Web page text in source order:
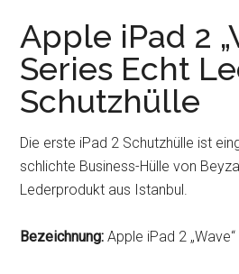
Apple iPad 2
Series Echt
Schutzhülle
Die erste iPad 2 Schutzhülle ist
schlichte Business-Hülle von
Lederprodukt aus Istanbul.
Bezeichnung: Apple iPad 2